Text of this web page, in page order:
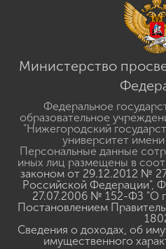
Министерство
Федеральное
образовательное
"Нижегородский
университет
Персональные данные
иных лиц размещены в
законом от 29.12.2012 №
Российской Федерации",
27.07.2006 № 152-ФЗ "О
Постановлением
Сведения о доходах, об
имущественного